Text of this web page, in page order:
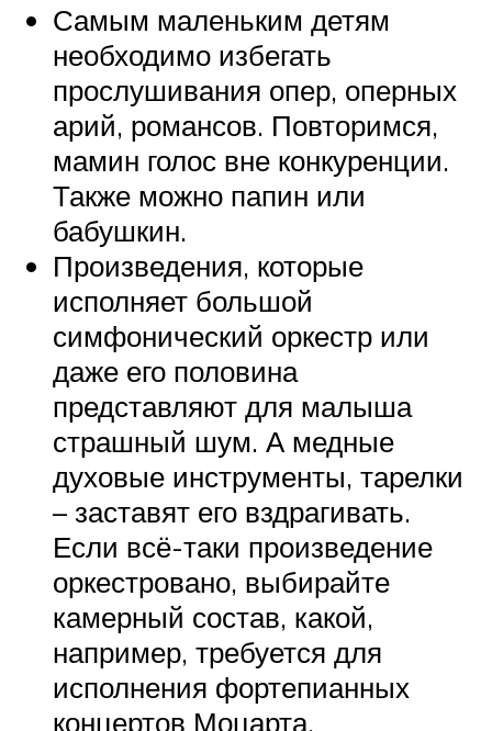
Самым маленьким детям
необходимо избегать
прослушивания опер, оперных
арий, романсов. Повторимся,
мамин голос вне конкуренции.
Также можно папин или
бабушкин.
Произведения, которые
исполняет большой
симфонический оркестр или
даже его половина
представляют для малыша
страшный шум. А медные
духовые инструменты, тарелки
– заставят его вздрагивать.
Если всё-таки произведение
оркестровано, выбирайте
камерный состав, какой,
например, требуется для
исполнения фортепианных
концертов Моцарта.